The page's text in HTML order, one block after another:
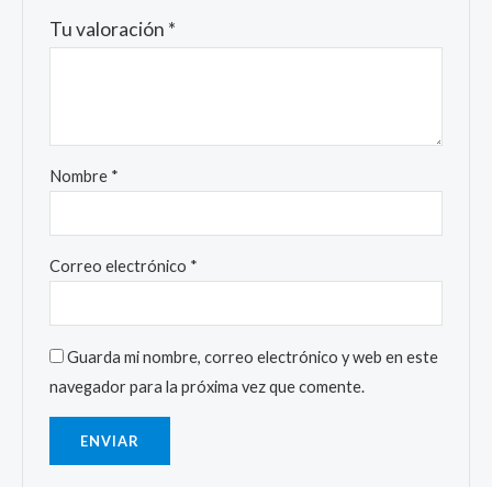
Tu valoración *
Nombre *
Correo electrónico *
Guarda mi nombre, correo electrónico y web en este
navegador para la próxima vez que comente.